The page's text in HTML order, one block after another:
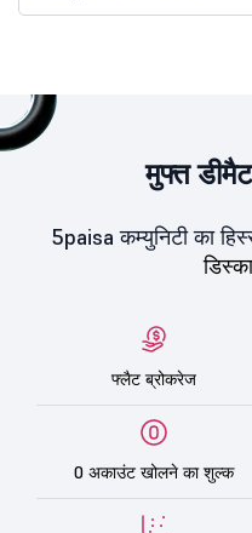
मुफ्त
5paisa कम्युनिटी का
फ्लैट ब्रोकरेज
0 अकाउंट खोलने का शुल्क